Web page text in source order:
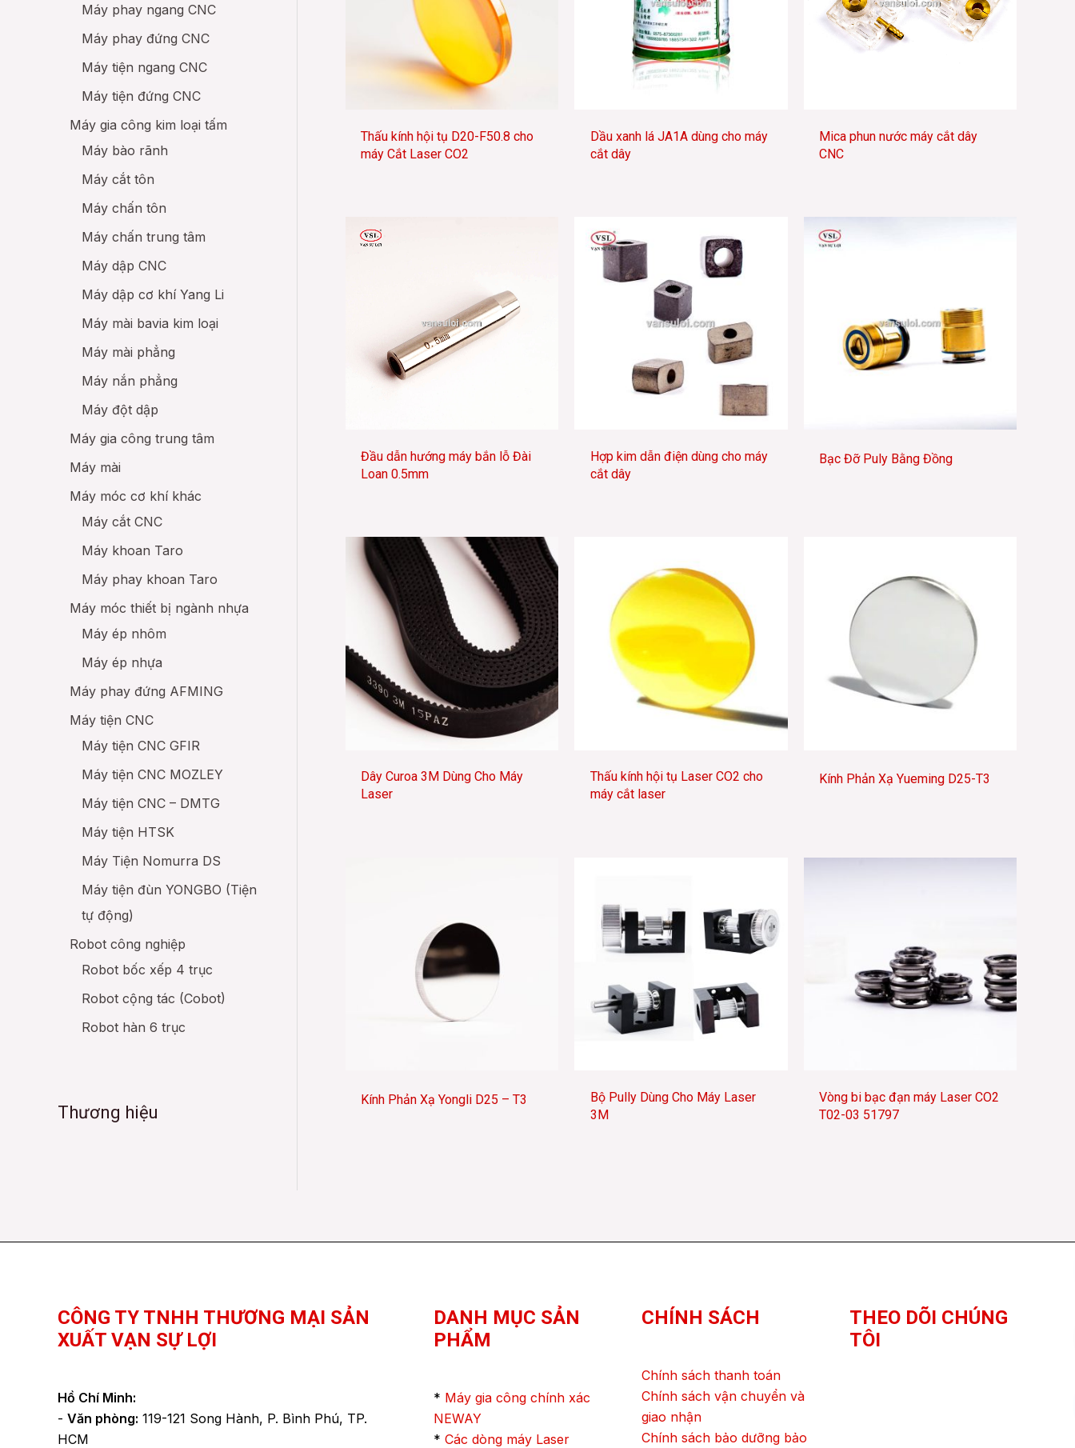
Máy phay ngang CNC
Máy phay đứng CNC
Máy tiện ngang CNC
Máy tiện đứng CNC
Máy gia công kim loại tấm
Máy bào rãnh
Máy cắt tôn
Máy chấn tôn
Máy chấn trung tâm
Máy dập CNC
Máy dập cơ khí Yang Li
Máy mài bavia kim loại
Máy mài phẳng
Máy nắn phẳng
Máy đột dập
Máy gia công trung tâm
Máy mài
Máy móc cơ khí khác
Máy cắt CNC
Máy khoan Taro
Máy phay khoan Taro
Máy móc thiết bị ngành nhựa
Máy ép nhôm
Máy ép nhựa
Máy phay đứng AFMING
Máy tiện CNC
Máy tiện CNC GFIR
Máy tiện CNC MOZLEY
Máy tiện CNC – DMTG
Máy tiện HTSK
Máy Tiện Nomurra DS
Máy tiện đùn YONGBO (Tiện
tự động)
Robot công nghiệp
Robot bốc xếp 4 trục
Robot cộng tác (Cobot)
Robot hàn 6 trục
Thương hiệu
Thấu kính hội tụ D20-F50.8 cho
máy Cắt Laser CO2
Dầu xanh lá JA1A dùng cho máy
cắt dây
Mica phun nước máy cắt dây
CNC
Đầu dẫn hướng máy bắn lỗ Đài
Loan 0.5mm
Hợp kim dẫn điện dùng cho máy
cắt dây
Bạc Đỡ Puly Bằng Đồng
Dây Curoa 3M Dùng Cho Máy
Laser
Thấu kính hội tụ Laser CO2 cho
máy cắt laser
Kính Phản Xạ Yueming D25-T3
Kính Phản Xạ Yongli D25 – T3
Bộ Pully Dùng Cho Máy Laser
3M
Vòng bi bạc đạn máy Laser CO2
T02-03 51797
CÔNG TY TNHH THƯƠNG MẠI SẢN
XUẤT VẠN SỰ LỢI
Hồ Chí Minh:
- Văn phòng: 119-121 Song Hành, P. Bình Phú, TP.
HCM
Facebook
YouTube
TikTok
DANH MỤC SẢN
PHẨM
* Máy gia công chính xác
NEWAY
* Các dòng máy Laser
CHÍNH SÁCH
Chính sách thanh toán
Chính sách vận chuyển và
giao nhận
Chính sách bảo dưỡng bảo
THEO DÕI CHÚNG
TÔI